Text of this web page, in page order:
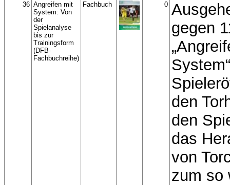
36 Angreifen mit
System: Von
der
Spielanalyse
bis zur
Trainingsform
(DFB-
Fachbuchreihe)
Fachbuch 0
gegen
den
den
das
von
zum so